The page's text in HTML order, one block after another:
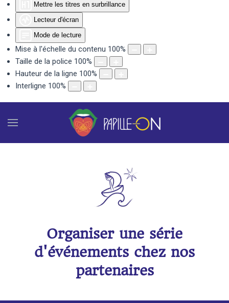
Mettre les titres en surbrillance
Lecteur d'écran
Mode de lecture
Mise à l'échelle du contenu 100%
Taille de la police 100%
Hauteur de la ligne 100%
Interligne 100%
Organiser une série
d'événements chez nos
partenaires